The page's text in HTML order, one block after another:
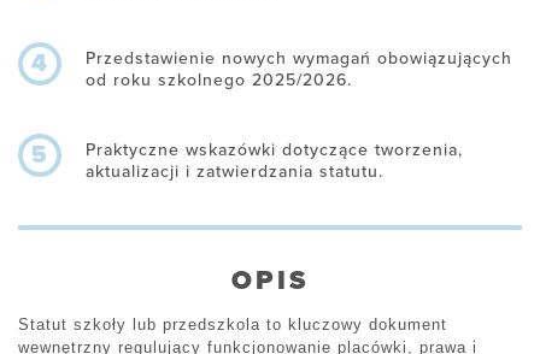
4
Przedstawienie nowych wymagań obowiązujących
od roku szkolnego 2025/2026.
5
Praktyczne wskazówki dotyczące tworzenia,
aktualizacji i zatwierdzania statutu.
OPIS
Statut szkoły lub przedszkola to kluczowy dokument
wewnętrzny regulujący funkcjonowanie placówki, prawa i